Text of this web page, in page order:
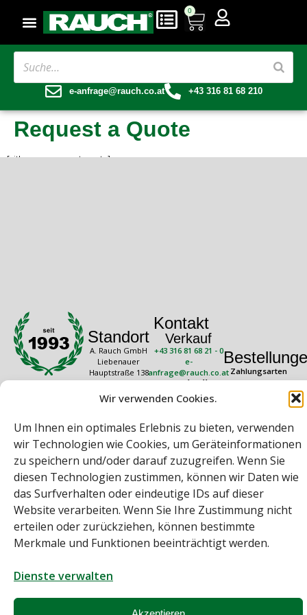
Wir verwenden Cookies.
Um Ihnen ein optimales Erlebnis zu bieten, verwenden
wir Technologien wie Cookies, um Geräteinformationen
zu speichern und/oder darauf zuzugreifen. Wenn Sie
diesen Technologien zustimmen, können wir Daten wie
das Surfverhalten oder eindeutige IDs auf dieser
Website verarbeiten. Wenn Sie Ihre Zustimmung nicht
erteilen oder zurückziehen, können bestimmte
Merkmale und Funktionen beeinträchtigt werden.
Dienste verwalten
0
e-anfrage@rauch.co.at +43 316 81 68 210
Request a Quote
[yith_ywraq_request_quote]
Standort
A. Rauch GmbH
Liebenauer
Hauptstraße 138
8041 Graz
Österreich
Mo – Do: 08:00 –
16:30 Uhr
14:30 Uhr
Kontakt
Verkauf
+43 316 81 68 21 - 0
e-
anfrage@rauch.co.at
Technik
+43 316 81 68 21 -
Zahlungsarten
AGB
Datenschutz
Impressum
Kalibrierservice, Sprühnebel-Zerstäubungstechnik und
Lebensmittelmaschinen.